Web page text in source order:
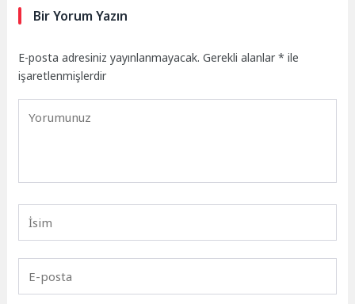
Bir Yorum Yazın
E-posta adresiniz yayınlanmayacak. Gerekli alanlar* ile
işaretlenmişlerdir